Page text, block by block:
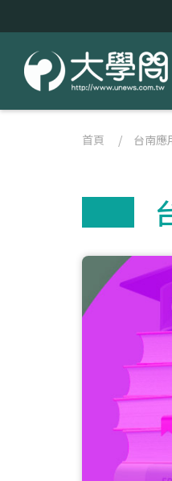
首頁 / 台南應